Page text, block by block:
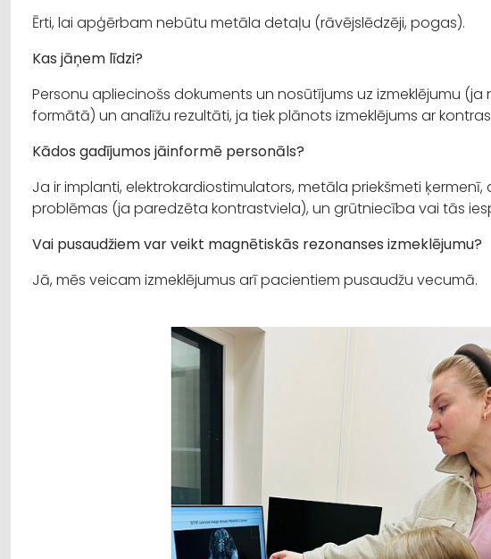
Ērti, lai apģērbam nebūtu metāla detaļu (rāvējslēdzēji, pogas).
Kas jāņem līdzi?
Personu apliecinošs dokuments un nosūtījums uz izmeklējumu (ja
formātā) un analīžu rezultāti, ja tiek plānots izmeklējums ar
Kādos gadījumos jāinformē personāls?
Ja ir implanti, elektrokardiostimulators, metāla priekšmeti ķermenī,
problēmas (ja paredzēta kontrastviela), un grūtniecība vai tās
Vai pusaudžiem var veikt magnētiskās rezonanses izmeklējumu?
Jā, mēs veicam izmeklējumus arī pacientiem pusaudžu vecumā.